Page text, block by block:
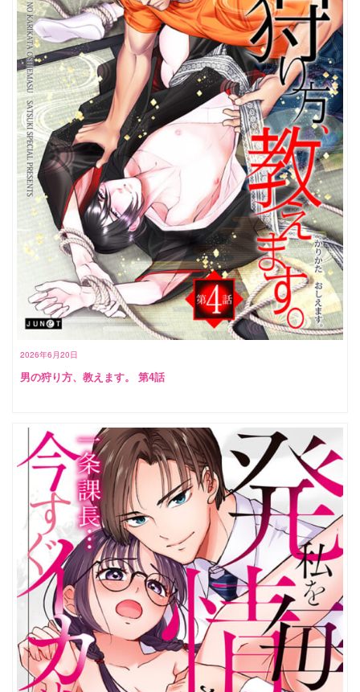
2026年6月20日
男の狩り方、教えます。 第4話